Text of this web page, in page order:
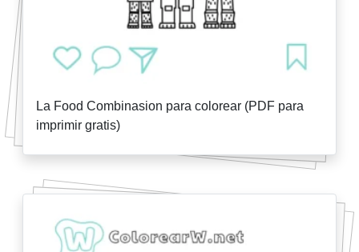
La Food Combinasion para colorear (PDF para
imprimir gratis)